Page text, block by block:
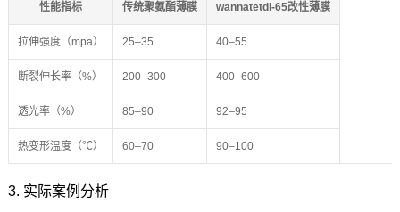
性能指标 传统聚氨酯薄膜 wannatetdi-65改性薄膜
拉伸强度（mpa） 25–35 40–55
断裂伸长率（%） 200–300 400–600
透光率（%） 85–90 92–95
热变形温度（℃） 60–70 90–100
3. 实际案例分析